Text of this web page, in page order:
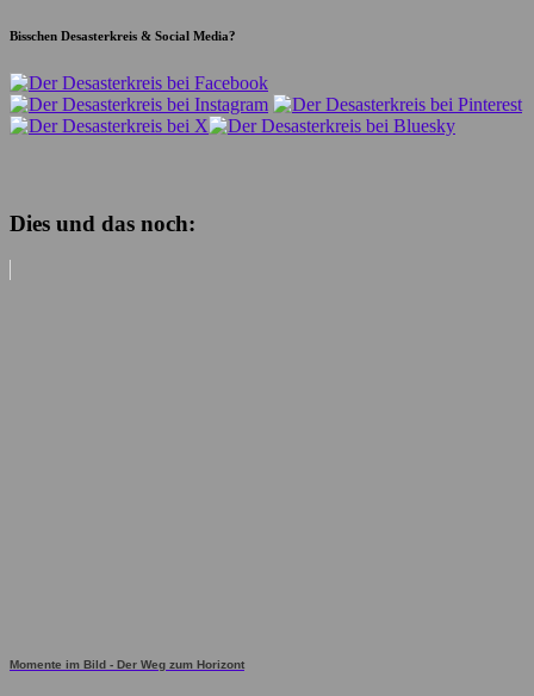
Bisschen Desasterkreis & Social Media?
Dies und das noch:
Momente im Bild - Der Weg zum Horizont